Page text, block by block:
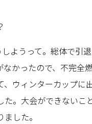
ようって。総体で引
かったので、不完全
ウィンターカップに
た。大会ができない
した。